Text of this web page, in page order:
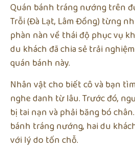
Quán bánh tráng nướng trên
Trỗi (Đà Lạt, Lâm Đồng) từng
phàn nàn về thái độ phục vụ
du khách đã chia sẻ trải
quán bánh này.
Nhân vật cho biết cô và bạn
nghe danh từ lâu. Trước đó,
bị tai nạn và phải băng bó
bánh tráng nướng, hai du
với lý do tốn chỗ.